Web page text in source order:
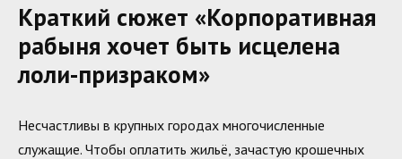
Краткий сюжет «Корпоративная
рабыня хочет быть исцелена
лоли-призраком»
Несчастливы в крупных городах многочисленные
служащие. Чтобы оплатить жильё, зачастую крошечных